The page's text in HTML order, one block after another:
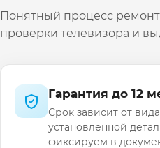
Понятный процесс
проверки телевизора и
Гарантия до 12
Срок зависит от
установленной
фиксируем в